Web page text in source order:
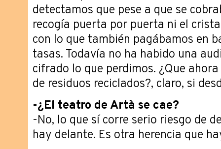
detectamos que pese a que se
recogía puerta por puerta ni el
con lo que también pagábamos en
tasas. Todavía no ha habido una
cifrado lo que perdimos. ¿Que
de residuos reciclados?, claro, si
-¿El teatro de Artà se cae?
-No, lo que sí corre serio riesgo de
hay delante. Es otra herencia que